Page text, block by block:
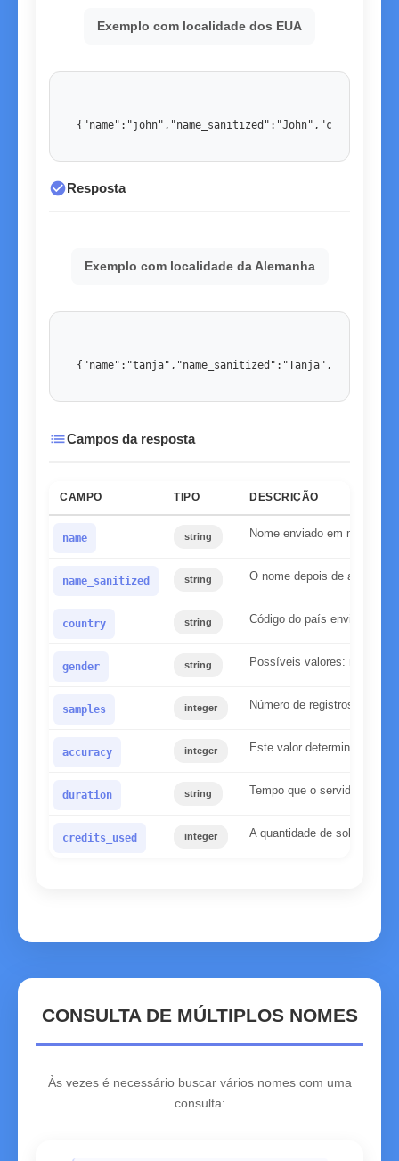
Exemplo com localidade dos EUA
check_circleResposta
Exemplo com localidade da Alemanha
listCampos da resposta
CAMPO TIPO DESCRIÇÃO
name string Nome enviado em
name_sanitized string O nome depois de
country string Código do país enviado
gender string Possíveis valores:
samples integer Número de registros
accuracy integer Este valor determina a
duration string Tempo que o servidor
credits_used integer A quantidade de
CONSULTA DE MÚLTIPLOS NOMES
Às vezes é necessário buscar vários nomes com uma
consulta: